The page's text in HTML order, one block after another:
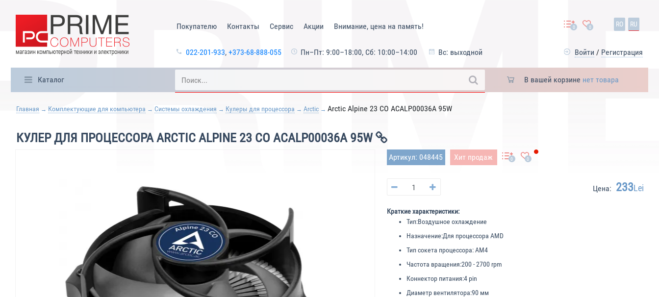
Покупателю Контакты Сервис Акции Внимание, цена на память!
022-201-933, +373-68-888-055 Пн–Пт: 9:00–18:00, Сб: 10:00–14:00 Вс: выходной
0 0 RO RU
Войти / Регистрация
Каталог В вашей корзине нет товара
Главная Комплектующие для компьютера Системы охлаждения Кулеры для процессора Arctic Arctic Alpine 23 CO ACALP00036A 95W
КУЛЕР ДЛЯ ПРОЦЕССОРА ARCTIC ALPINE 23 CO ACALP00036A 95W
Артикул: 048445 Хит продаж 0 0
Цена: 233Lei
Краткие характеристики:
Тип:Воздушное охлаждение
Назначение:Для процессора AMD
Тип сокета процессора:AM4
Частота вращения:200 - 2700 rpm
Коннектор питания:4 pin
Диаметр вентилятора:90 мм